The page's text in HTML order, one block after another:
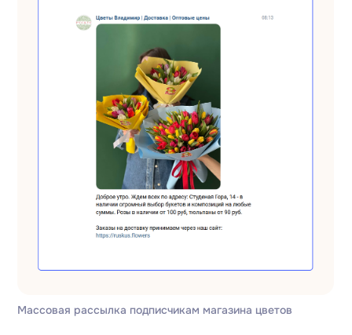
Массовая рассылка подписчикам магазина цветов